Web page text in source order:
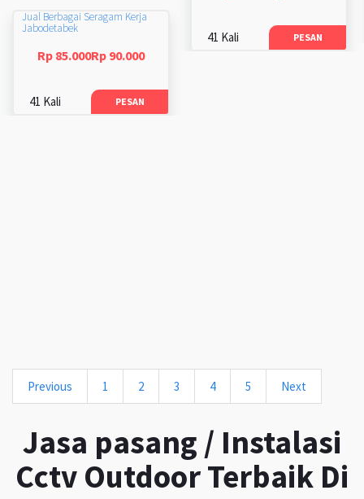
41 Kali PESAN
Jual Berbagai Seragam Kerja
Jabodetabek
Rp 85.000Rp 90.000
41 Kali PESAN
Previous 1 2 3 4 5 Next
Jasa pasang / Instalasi
Cctv Outdoor Terbaik Di